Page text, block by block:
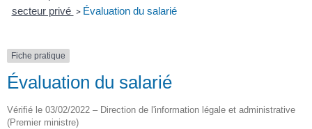
secteur privé > Évaluation du salarié
Fiche pratique
Évaluation du salarié
Vérifié le 03/02/2022 – Direction de l'information légale et administrative
(Premier ministre)